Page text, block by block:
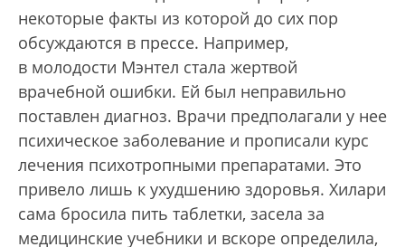
некоторые факты из которой до сих пор
обсуждаются в прессе. Например,
в молодости Мэнтел стала жертвой
врачебной ошибки. Ей был неправильно
поставлен диагноз. Врачи предполагали у нее
психическое заболевание и прописали курс
лечения психотропными препаратами. Это
привело лишь к ухудшению здоровья. Хилари
сама бросила пить таблетки, засела за
медицинские учебники и вскоре определила,